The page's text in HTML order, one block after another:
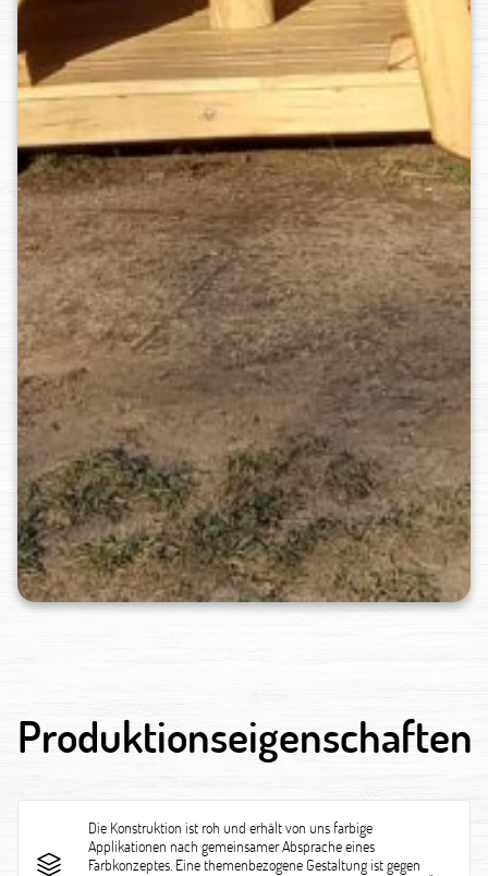
Produktionseigenschaften
Die Konstruktion ist roh und erhält von uns farbige
Applikationen nach gemeinsamer Absprache eines
Farbkonzeptes. Eine themenbezogene Gestaltung ist gegen